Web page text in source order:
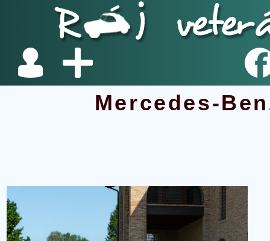
Mercedes-